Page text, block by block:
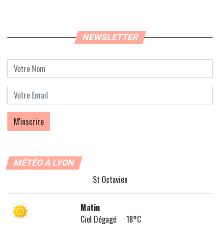
NEWSLETTER
MÉTÉO À LYON
St Octavien
Matin
Ciel Dégagé 18°C